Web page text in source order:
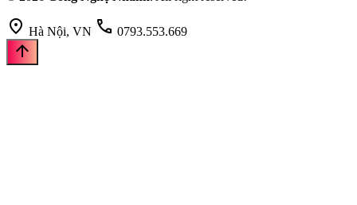
location_on Hà Nội, VN call 0793.553.669
arrow_upward